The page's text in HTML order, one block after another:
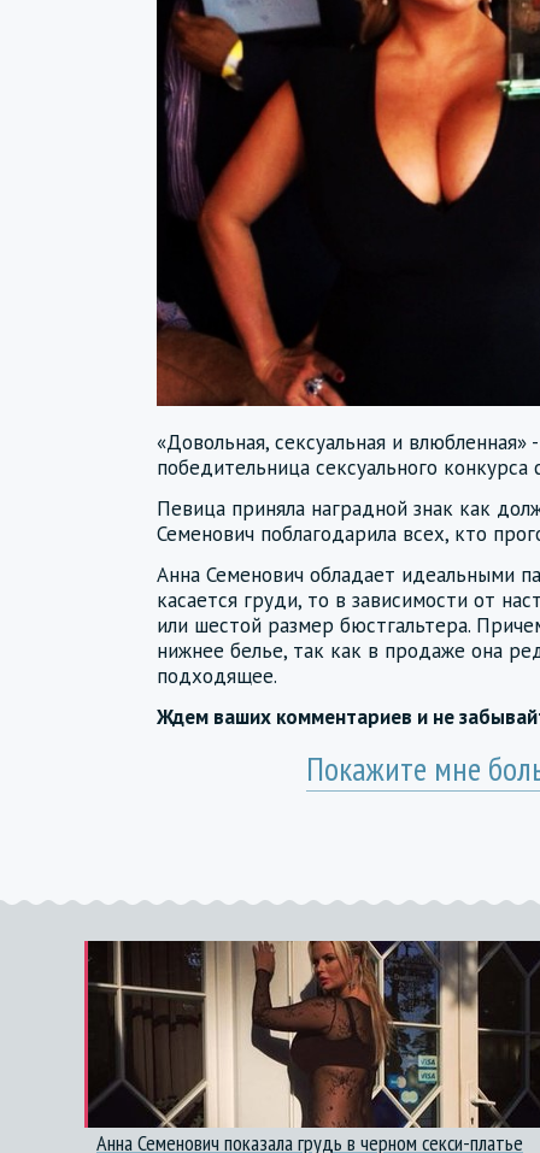
«Довольная, сексуальная и
победительница сексуального конкурса
Певица приняла наградной знак как
Семенович поблагодарила всех, кто
Анна Семенович обладает идеальными
касается груди, то в зависимости от
или шестой размер бюстгальтера.
нижнее белье, так как в продаже она
подходящее.
Ждем ваших комментариев и не
Покажите мне
Анна Семенович показала грудь в черном секси-платье